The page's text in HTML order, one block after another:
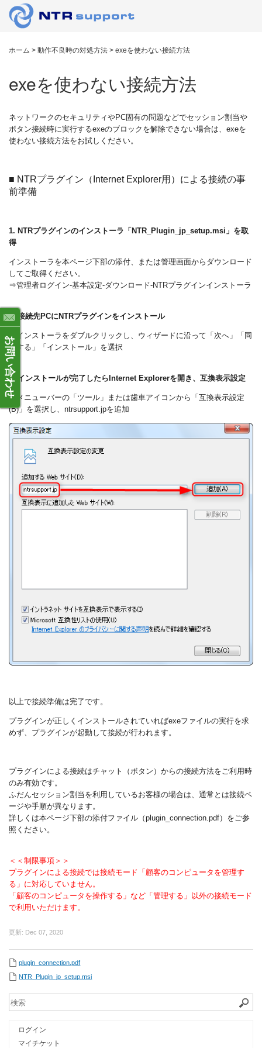
ホーム > 動作不良時の対処方法 > exeを使わない接続方法
exeを使わない接続方法
ネットワークのセキュリティやPC固有の問題などでセッション割当や
ボタン接続時に実行するexeのブロックを解除できない場合は、exeを
使わない接続方法をお試しください。
■ NTRプラグイン（Internet Explorer用）による接続の事
前準備
1. NTRプラグインのインストーラ「NTR_Plugin_jp_setup.msi」を取
得
インストーラを本ページ下部の添付、または管理画面からダウンロード
してご取得ください。
⇒管理者ログイン‐基本設定‐ダウンロード‐NTRプラグインインストーラ
2. 接続先PCにNTRプラグインをインストール
⇒インストーラをダブルクリックし、ウィザードに沿って「次へ」「同
意する」「インストール」を選択
3. インストールが完了したらInternet Explorerを開き、互換表示設定
⇒メニューバーの「ツール」または歯車アイコンから「互換表示設定
(B)」を選択し、ntrsupport.jpを追加
以上で接続準備は完了です。
プラグインが正しくインストールされていればexeファイルの実行を求
めず、プラグインが起動して接続が行われます。
プラグインによる接続はチャット（ボタン）からの接続方法をご利用時
のみ有効です。
ふだんセッション割当を利用しているお客様の場合は、通常とは接続ペ
ージや手順が異なります。
詳しくは本ページ下部の添付ファイル（plugin_connection.pdf）をご参
照ください。
＜＜制限事項＞＞
プラグインによる接続では接続モード「顧客のコンピュータを管理す
る」に対応していません。
「顧客のコンピュータを操作する」など「管理する」以外の接続モード
で利用いただけます。
更新: Dec 07, 2020
plugin_connection.pdf
NTR_Plugin_jp_setup.msi
ログイン
マイチケット
お問い合わせ